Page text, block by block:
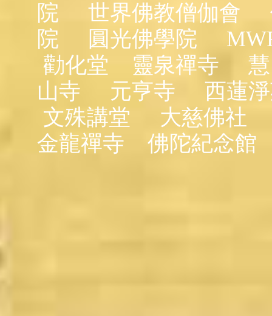
院
世界佛教僧伽會
院
圓光佛學院
勸化堂
靈泉禪寺
山寺
元亨寺
西蓮
文殊講堂
大慈佛社
金龍禪寺
佛陀紀念館